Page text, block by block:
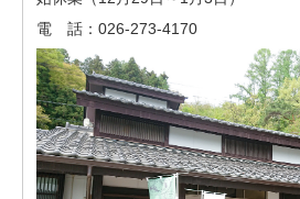
電 話：026-273-4170